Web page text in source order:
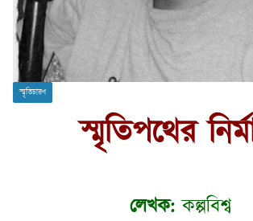
স্মৃতিচারণ
স্মৃতিপথের
লেখক: কল্পবিশ্ব